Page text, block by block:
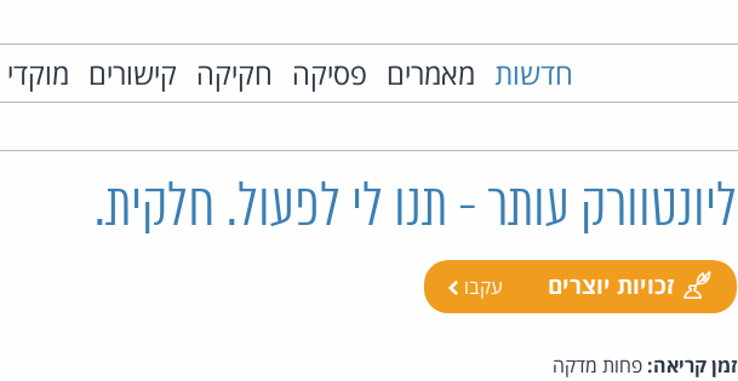
חדשות מאמרים פסיקה חקיקה קישורים
ליונטוורק עותר - תנו לי לפעול. חלקית.
זכויות יוצרים עקבו
זמן קריאה: פחות מדקה